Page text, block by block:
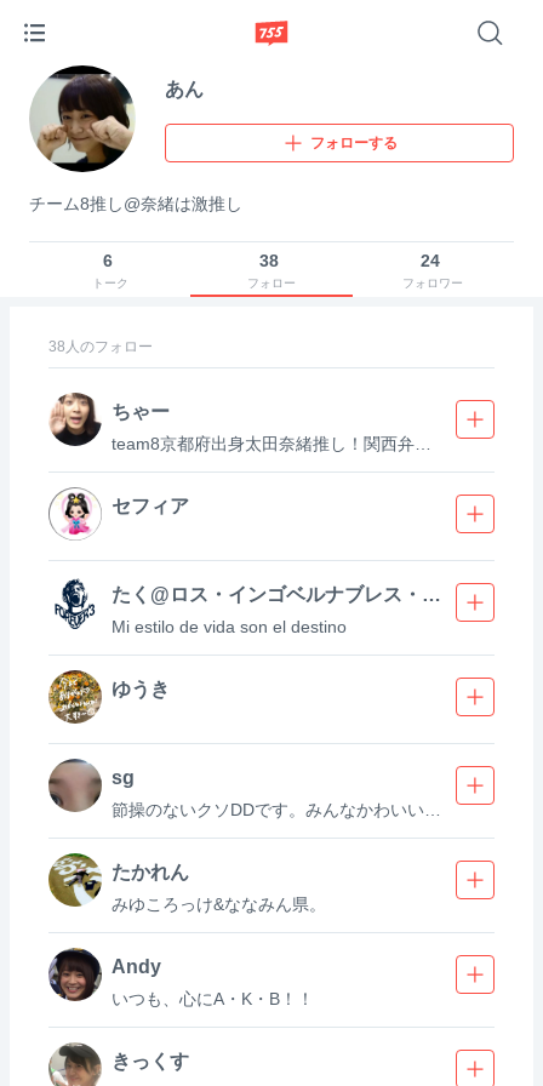
あん
フォローする
チーム8推し@奈緒は激推し
6
トーク
38
フォロー
24
フォロワー
38 人のフォロー
ちゃー
セフィア
たく@ロス・インゴベルナブレス・デハポン
Mi estilo de vida son el destino
ゆうき
sg
たかれん
みゆころっけ&ななみん県。
Andy
いつも、心にA・K・B！！
きっくす